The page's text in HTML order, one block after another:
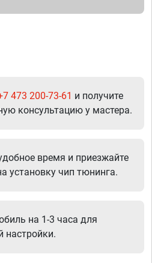
473 200-73-61 и получите
консультацию у мастера.
время и приезжайте
установку чип тюнинга.
на 1-3 часа для
настройки.